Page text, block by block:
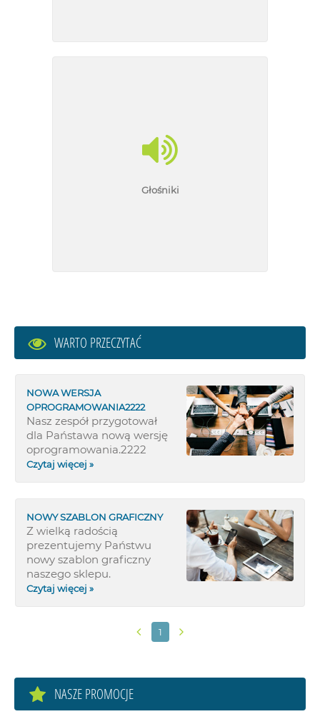
Głośniki
WARTO PRZECZYTAĆ
NOWA WERSJA
OPROGRAMOWANIA2222
Nasz zespół przygotował
dla Państawa nową wersję
oprogramowania.2222
Czytaj więcej »
NOWY SZABLON GRAFICZNY
Z wielką radością
prezentujemy Państwu
nowy szablon graficzny
naszego sklepu.
Czytaj więcej »
1
NASZE PROMOCJE